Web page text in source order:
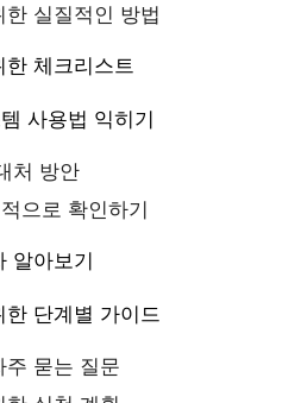
실질적인 방법
체크리스트
사용법 익히기
처 방안
으로 확인하기
알아보기
단계별 가이드
주 묻는 질문